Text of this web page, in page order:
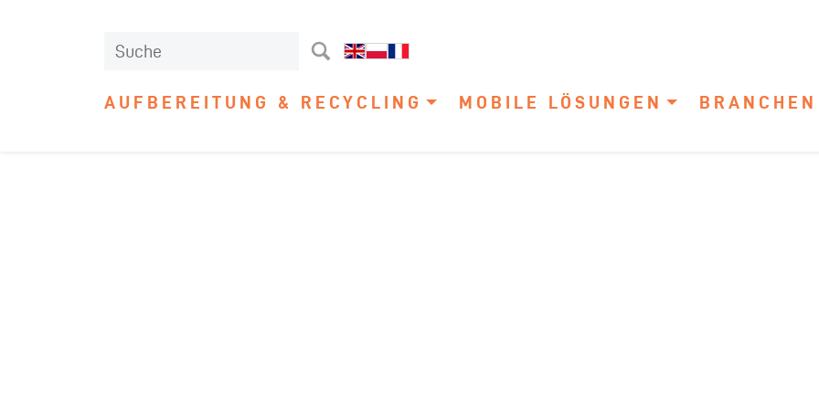
AUFBEREITUNG & RECYCLING MOBILE LÖSUNGEN BRANCHEN